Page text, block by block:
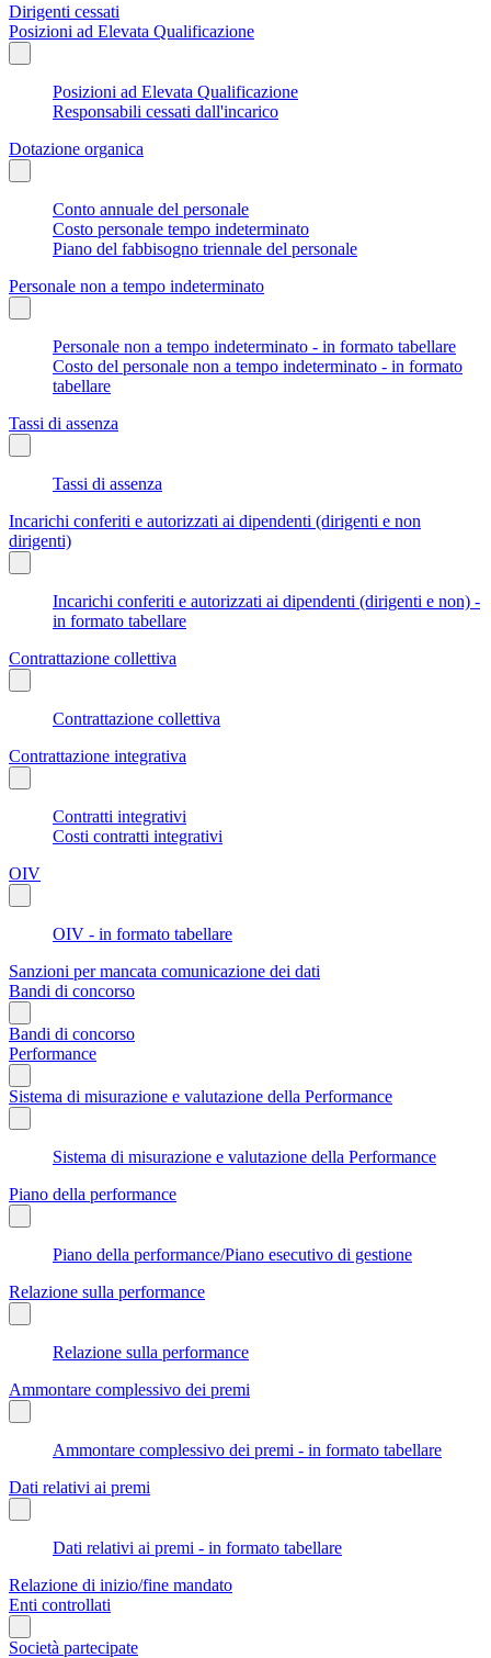
Dirigenti cessati
Posizioni ad Elevata Qualificazione
Posizioni ad Elevata Qualificazione
Responsabili cessati dall'incarico
Dotazione organica
Conto annuale del personale
Costo personale tempo indeterminato
Piano del fabbisogno triennale del personale
Personale non a tempo indeterminato
Personale non a tempo indeterminato - in formato tabellare
Costo del personale non a tempo indeterminato - in formato
tabellare
Tassi di assenza
Tassi di assenza
Incarichi conferiti e autorizzati ai dipendenti (dirigenti e non
dirigenti)
Incarichi conferiti e autorizzati ai dipendenti (dirigenti e non) -
in formato tabellare
Contrattazione collettiva
Contrattazione collettiva
Contrattazione integrativa
Contratti integrativi
Costi contratti integrativi
OIV
OIV - in formato tabellare
Sanzioni per mancata comunicazione dei dati
Bandi di concorso
Bandi di concorso
Performance
Sistema di misurazione e valutazione della Performance
Sistema di misurazione e valutazione della Performance
Piano della performance
Piano della performance/Piano esecutivo di gestione
Relazione sulla performance
Relazione sulla performance
Ammontare complessivo dei premi
Ammontare complessivo dei premi - in formato tabellare
Dati relativi ai premi
Dati relativi ai premi - in formato tabellare
Relazione di inizio/fine mandato
Enti controllati
Società partecipate